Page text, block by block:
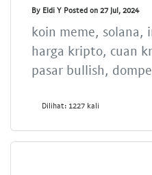
By Eldi Y Posted on 27 Jul, 2024
koin meme, solana,
harga kripto, cuan
pasar bullish,
Dilihat: 1227 kali